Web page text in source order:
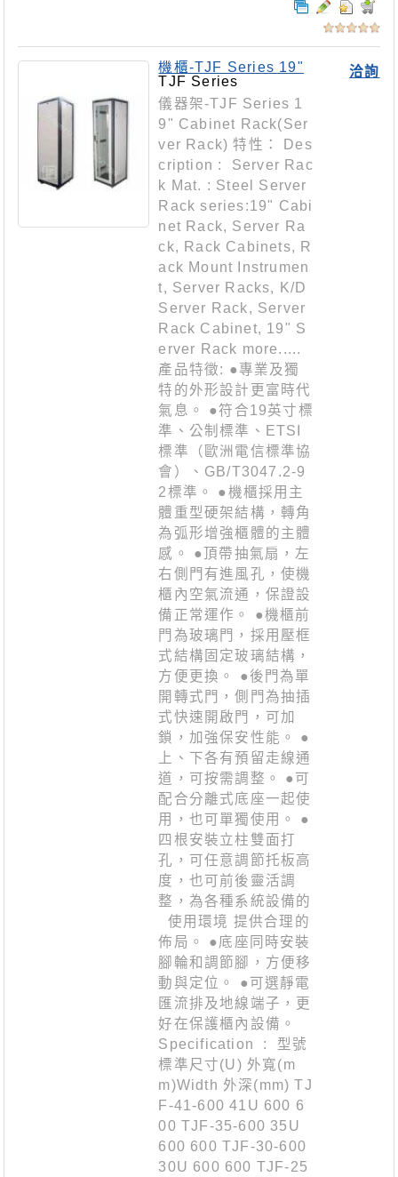
洽詢
機櫃-TJF Series 19"
Cabinet Rack(Server
Rack)
TJF Series
儀器架-TJF Series 1
9" Cabinet Rack(Ser
ver Rack) 特性： Des
cription : Server Rac
k Mat. : Steel Server
Rack series:19" Cabi
net Rack, Server Ra
ck, Rack Cabinets, R
ack Mount Instrumen
t, Server Racks, K/D
Server Rack, Server
Rack Cabinet, 19" S
erver Rack more.....
產品特徵: ●專業及獨
特的外形設計更富時代
氣息。 ●符合19英寸標
準、公制標準、ETSI
標準（歐洲電信標準協
會）、GB/T3047.2-9
2標準。 ●機櫃採用主
體重型硬架結構，轉角
為弧形增強櫃體的主體
感。 ●頂帶抽氣扇，左
右側門有進風孔，使機
櫃內空氣流通，保證設
備正常運作。 ●機櫃前
門為玻璃門，採用壓框
式結構固定玻璃結構，
方便更換。 ●後門為單
開轉式門，側門為抽插
式快速開啟門，可加
鎖，加強保安性能。 ●
上、下各有預留走線通
道，可按需調整。 ●可
配合分離式底座一起使
用，也可單獨使用。 ●
四根安裝立柱雙面打
孔，可任意調節托板高
度，也可前後靈活調
整，為各種系統設備的
使用環境 提供合理的
佈局。 ●底座同時安裝
腳輪和調節腳，方便移
動與定位。 ●可選靜電
匯流排及地線端子，更
好在保護櫃內設備。
Specification : 型號
標準尺寸(U) 外寬(m
m)Width 外深(mm) TJ
F-41-600 41U 600 6
00 TJF-35-600 35U
600 600 TJF-30-600
30U 600 600 TJF-25